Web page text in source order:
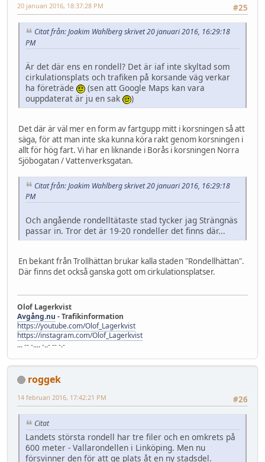
#25
20 januari 2016, 18:37:28 PM
Citat från: Joakim Wahlberg skrivet 20 januari 2016, 16:29:18
PM
Är det där ens en rondell? Det är iaf inte skyltad som
cirkulationsplats och trafiken på korsande väg verkar
ha företräde
(sen att Google Maps kan vara
ouppdaterat är ju en sak
)
Det där är väl mer en form av fartgupp mitt i korsningen så att
säga, för att man inte ska kunna köra rakt genom korsningen i
allt för hög fart. Vi har en liknande i Borås i korsningen Norra
Sjöbogatan / Vattenverksgatan.
Citat från: Joakim Wahlberg skrivet 20 januari 2016, 16:29:18
PM
Och angående rondelltätaste stad tycker jag Strängnäs
passar in. Tror det är 19-20 rondeller det finns där...
En bekant från Trollhättan brukar kalla staden "Rondellhättan".
Där finns det också ganska gott om cirkulationsplatser.
Olof Lagerkvist
Avgång.nu - Trafikinformation
https://youtube.com/Olof_Lagerkvist
https://instagram.com/Olof_Lagerkvist
... -- -.... -..- -- -.-
roggek
#26
14 februari 2016, 17:42:21 PM
Citat
Landets största rondell har tre filer och en omkrets på
600 meter - Vallarondellen i Linköping. Men nu
försvinner den för att ge plats åt en ny stadsdel.